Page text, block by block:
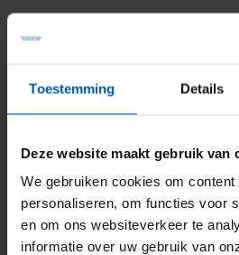
Toestemming Details
Deze website maakt gebruik van
We gebruiken cookies om
personaliseren, om functies voor
en om ons websiteverkeer te
informatie over uw gebruik van
Aansprakelijkheid
Auto
Bromfiets
Caravan
Doorlopende reis
Fiets